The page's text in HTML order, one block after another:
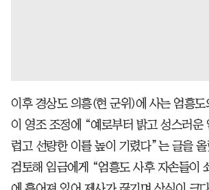
이후 경상도 의흥(현 군위)에 사는 엄흥도
이 영조 조정에 “예로부터 밝고 성스러운
럽고 선량한 이를 높이 기렸다”는 글을
검토해 임금에게 “엄흥도 사후 자손들이